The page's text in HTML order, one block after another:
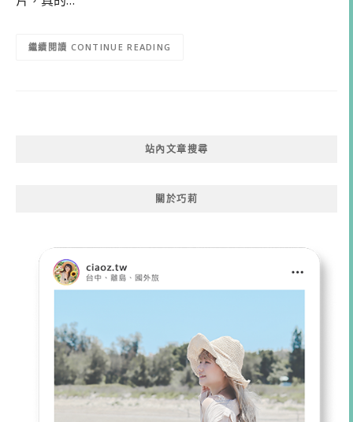
CONTINUE READING
站內文章搜尋
關於巧莉